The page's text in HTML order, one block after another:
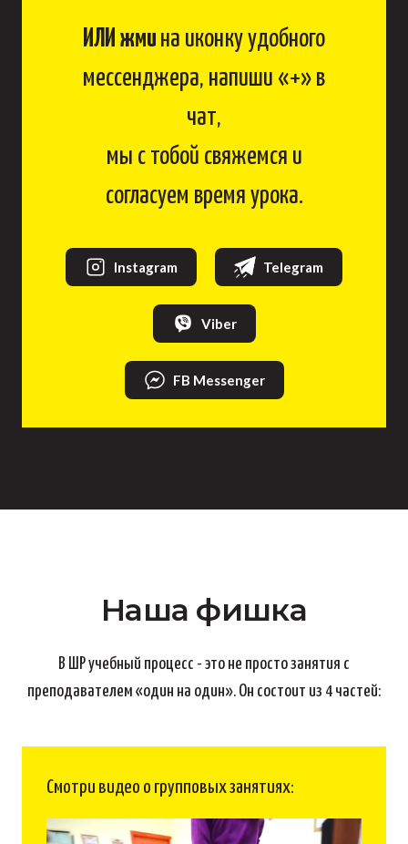
ИЛИ жми на иконку удобного
мессенджера, напиши «+» в
чат,
мы с тобой свяжемся и
согласуем время урока.
Instagram Telegram
Viber
FB Messenger
Наша фишка
В ШР учебный процесс - это не просто занятия с
преподавателем «один на один». Он состоит из 4 частей:
Смотри видео о групповых занятиях: